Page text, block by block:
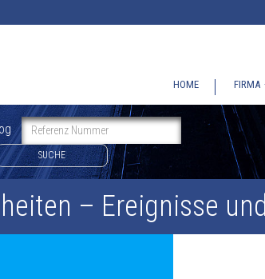
HOME FIRMA
SUCHE
– Ereignisse